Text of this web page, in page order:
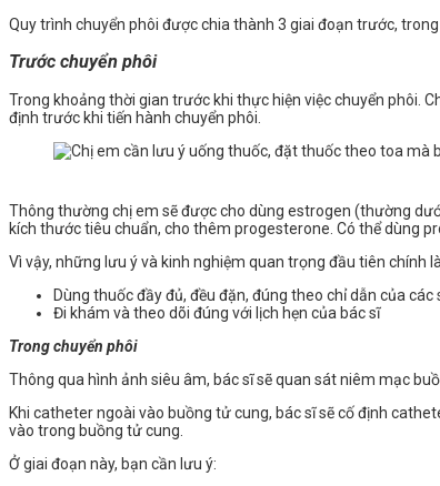
Quy trình chuyển phôi được chia thành 3 giai đoạn trước,
Trước chuyển phôi
Trong khoảng thời gian trước khi thực hiện việc chuyển phôi.
định trước khi tiến hành chuyển phôi.
Thông thường chị em sẽ được cho dùng estrogen (thường
kích thước tiêu chuẩn, cho thêm progesterone. Có thể dùng
Vì vậy, những lưu ý và kinh nghiệm quan trọng đầu tiên chính
Dùng thuốc đầy đủ, đều đặn, đúng theo chỉ dẫn của các
Đi khám và theo dõi đúng với lịch hẹn của bác sĩ
Trong chuyển phôi
Thông qua hình ảnh siêu âm, bác sĩ sẽ quan sát niêm mạc
Khi catheter ngoài vào buồng tử cung, bác sĩ sẽ cố định
vào trong buồng tử cung.
Ở giai đoạn này, bạn cần lưu ý: